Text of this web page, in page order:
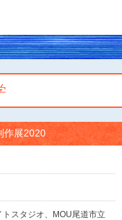
作展2020
スタジオ、MOU尾道市立